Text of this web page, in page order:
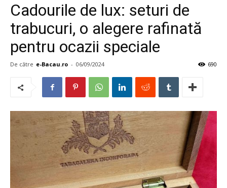
Cadourile de lux: seturi de
trabucuri, o alegere rafinată
pentru ocazii speciale
De către e-Bacau.ro - 06/09/2024 690